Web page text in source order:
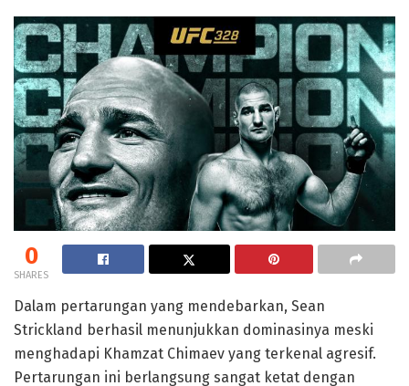
0
SHARES
Dalam pertarungan yang mendebarkan, Sean
Strickland berhasil menunjukkan dominasinya meski
menghadapi Khamzat Chimaev yang terkenal agresif.
Pertarungan ini berlangsung sangat ketat dengan